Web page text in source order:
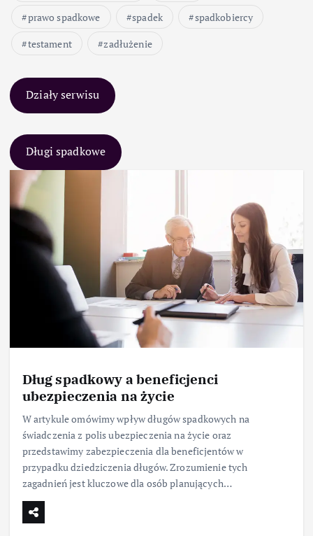
prawo spadkowe
spadek
spadkobiercy
testament
zadłużenie
Działy serwisu
Długi spadkowe
Dług spadkowy a beneficjenci
ubezpieczenia na życie
W artykule omówimy wpływ długów spadkowych na
świadczenia z polis ubezpieczenia na życie oraz
przedstawimy zabezpieczenia dla beneficjentów w
przypadku dziedziczenia długów. Zrozumienie tych
zagadnień jest kluczowe dla osób planujących…